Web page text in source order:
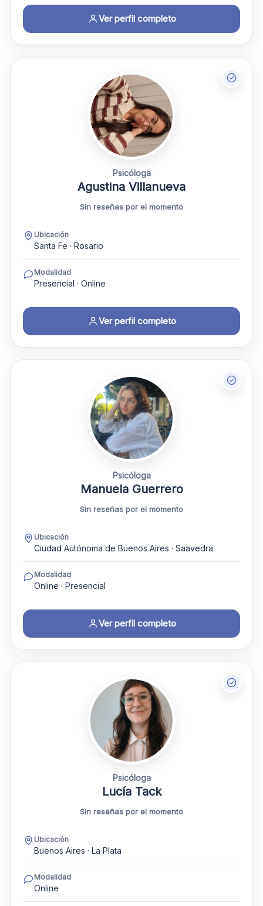
Ver perfil completo
Psicóloga
Agustina Villanueva
Sin reseñas por el momento
Ubicación
Santa Fe · Rosario
Modalidad
Presencial · Online
Ver perfil completo
Psicóloga
Manuela Guerrero
Sin reseñas por el momento
Ubicación
Ciudad Autónoma de Buenos Aires · Saavedra
Modalidad
Online · Presencial
Ver perfil completo
Psicóloga
Lucía Tack
Sin reseñas por el momento
Ubicación
Buenos Aires · La Plata
Modalidad
Online